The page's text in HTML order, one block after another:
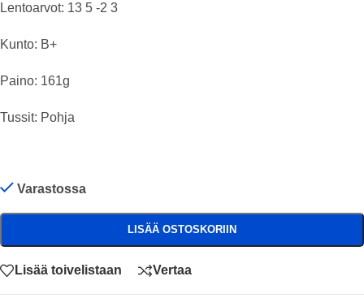
Lentoarvot: 13 5 -2 3
Kunto: B+
Paino: 161g
Tussit: Pohja
Varastossa
LISÄÄ OSTOSKORIIN
Lisää toivelistaan Vertaa